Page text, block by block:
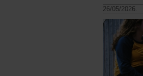
26/05/2026.